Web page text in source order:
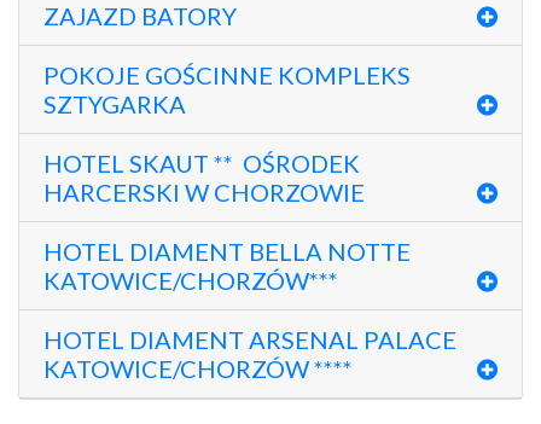
ZAJAZD BATORY
POKOJE GOŚCINNE KOMPLEKS
SZTYGARKA
HOTEL SKAUT ** OŚRODEK
HARCERSKI W CHORZOWIE
HOTEL DIAMENT BELLA NOTTE
KATOWICE/CHORZÓW***
HOTEL DIAMENT ARSENAL PALACE
KATOWICE/CHORZÓW ****